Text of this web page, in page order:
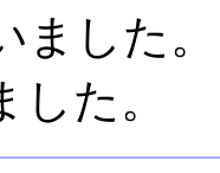
ました
た。